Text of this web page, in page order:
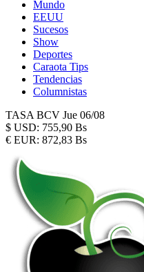
Mundo
EEUU
Sucesos
Show
Deportes
Caraota Tips
Tendencias
Columnistas
TASA BCV Jue 06/08
$ USD: 755,90 Bs
€ EUR: 872,83 Bs